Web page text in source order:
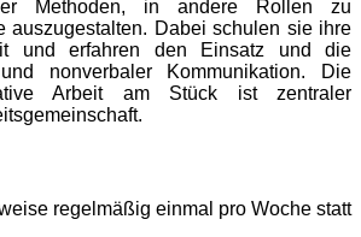
Methoden, in andere Rollen zu
auszugestalten. Dabei schulen sie ihre
und erfahren den Einsatz und die
nonverbaler Kommunikation. Die
Arbeit am Stück ist zentraler
regelmäßig einmal pro Woche statt